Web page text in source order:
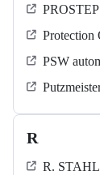
Protection
PSW
R
R.